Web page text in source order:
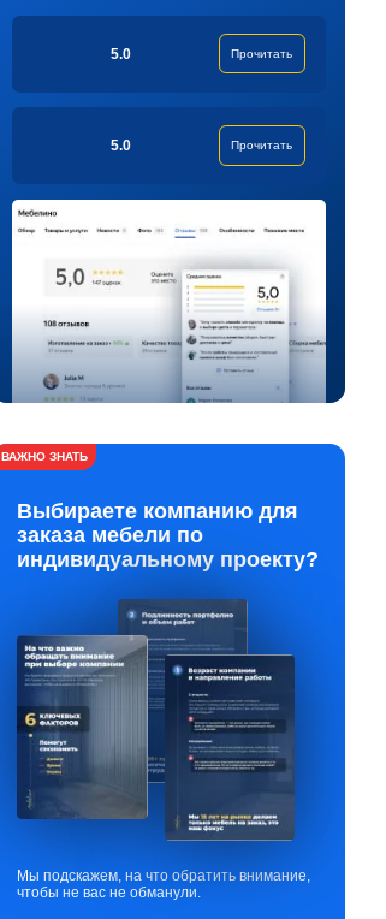
5.0 Прочитать
5.0 Прочитать
ВАЖНО ЗНАТЬ
Выбираете компанию для
заказа мебели по
индивидуальному проекту?
Мы подскажем, на что обратить внимание,
чтобы не вас не обманули.